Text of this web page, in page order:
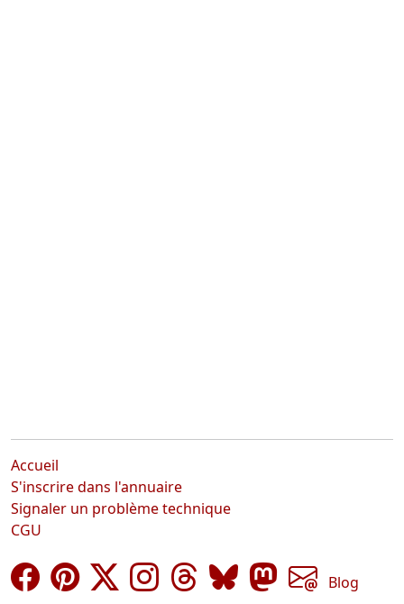
Accueil
S'inscrire dans l'annuaire
Signaler un problème technique
CGU
Blog